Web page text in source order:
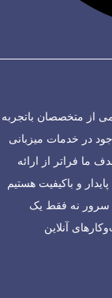
از متخصصان باتجربه
در خدمات میزبانی
ما فراتر از ارائه
و باکیفیت هستیم
سرور نه فقط یک
آنلاین